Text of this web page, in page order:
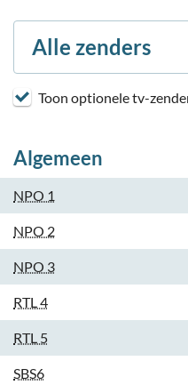
Alle zenders
Toon optionele tv-
Algemeen
NPO 1
NPO 2
NPO 3
RTL 4
RTL 5
SBS6